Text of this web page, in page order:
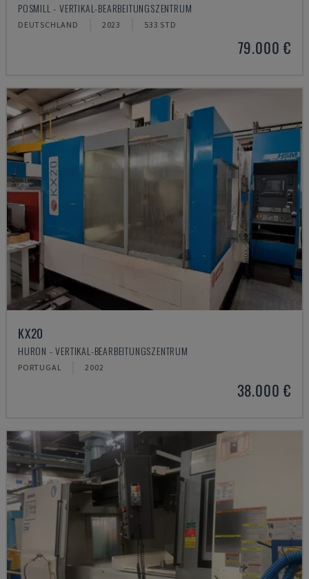
POSMILL - VERTIKAL-BEARBEITUNGSZENTRUM
DEUTSCHLAND 2023 533 STD
79.000 €
KX20
HURON - VERTIKAL-BEARBEITUNGSZENTRUM
PORTUGAL 2002
38.000 €